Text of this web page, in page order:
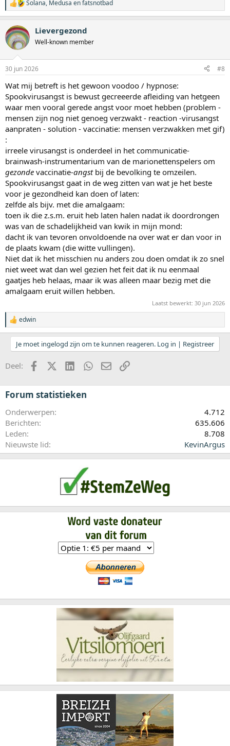
W
a
r
d
e
n
e
n
:
Solana, Medusa enfatsnotbad
Lievergezond
Well-known member
30 jun 2026 #8
Wat mij betreft is het gewoon voodoo / hypnose:
Spookvirusangst is bewust gecreeerde afleiding van hetgeen
waar men vooral gerede angst voor moet hebben (problem -
mensen zijn nog niet genoeg verzwakt - reaction -virusangst
aanpraten - solution - vaccinatie: mensen verzwakken met gif)
:
irreele virusangst is onderdeel in het communicatie-
brainwash-instrumentarium van de marionettenspelers om
gezonde vaccinatie-angst bij de bevolking te omzeilen.
Spookvirusangst gaat in de weg zitten van wat je het beste
voor je gezondheid kan doen of laten:
zelfde als bijv. met die amalgaam:
toen ik die z.s.m. eruit heb laten halen nadat ik doordrongen
was van de schadelijkheid van kwik in mijn mond:
dacht ik van tevoren onvoldoende na over wat er dan voor in
de plaats kwam (die witte vullingen).
Niet dat ik het misschien nu anders zou doen omdat ik zo snel
niet weet wat dan wel gezien het feit dat ik nu eenmaal
gaatjes heb helaas, maar ik was alleen maar bezig met die
amalgaam eruit willen hebben.
Laatst bewerkt: 30 jun 2026
W
a
a
e
g
n
:
edwin
Je moet ingelogd zijn om te kunnen reageren. Log in | Registreer
Deel: FacebookX (Twitter)LinkedInWhatsApp
E-mailkoppeling
Forum statistieken
Onderwerpen
4.712
Berichten
635.606
Leden
8.708
Nieuwste lid
KevinArgus